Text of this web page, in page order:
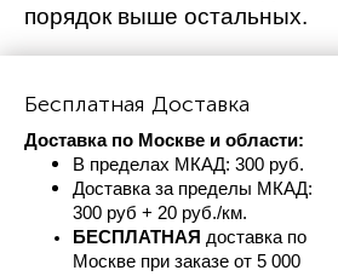
порядок выше остальных.
Бесплатная Доставка
Доставка по Москве и области:
В пределах МКАД: 300 руб.
Доставка за пределы МКАД:
300 руб + 20 руб./км.
БЕСПЛАТНАЯ доставка по
Москве при заказе от 5 000